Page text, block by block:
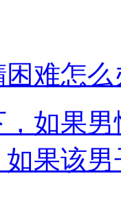
难怎么
如果
果该男